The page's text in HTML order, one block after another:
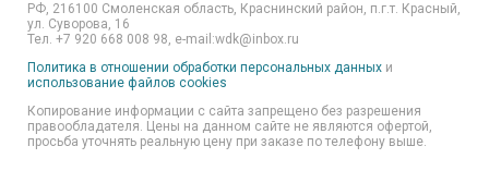
РФ, 216100 Смоленская область, Краснинский район, п.г.т. Красный,
ул. Суворова, 16
Тел. +7 920 668 008 98, e-mail:wdk@inbox.ru
Политика в отношении обработки персональных данных и
использование файлов cookies
Копирование информации с сайта запрещено без разрешения
правообладателя. Цены на данном сайте не являются офертой,
просьба уточнять реальную цену при заказе по телефону выше.